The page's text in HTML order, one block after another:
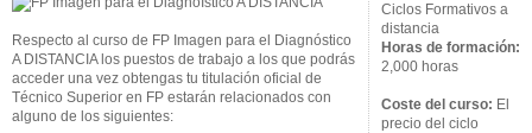
Respecto al curso de FP Imagen para el Diagnóstico
A DISTANCIA los puestos de trabajo a los que podrás
acceder una vez obtengas tu titulación oficial de
Técnico Superior en FP estarán relacionados con
alguno de los siguientes:
Ciclos Formativos a
distancia
Horas de formación:
2,000 horas
Coste del curso: El
precio del ciclo